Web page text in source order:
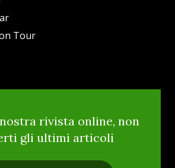
Tour
rivista online, non
gli ultimi articoli